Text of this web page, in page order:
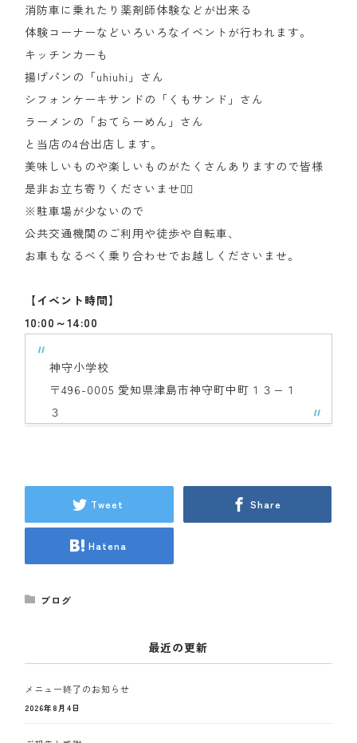
消防車に乗れたり薬剤師体験などが出来る
体験コーナーなどいろいろなイベントが行われます。
キッチンカーも
揚げパンの「uhiuhi」さん
シフォンケーキサンドの「くもサンド」さん
ラーメンの「おてらーめん」さん
と当店の4台出店します。
美味しいものや楽しいものがたくさんありますので皆様
是非お立ち寄りくださいませ🙇‍♂
※駐車場が少ないので
公共交通機関のご利用や徒歩や自転車、
お車もなるべく乗り合わせでお越しくださいませ。
【イベント時間】
10:00～14:00
神守小学校
〒496-0005 愛知県津島市神守町中町１３−１
３
Tweet Share
Hatena
ブログ
最近の更新
メニュー終了のお知らせ
2026年8月4日